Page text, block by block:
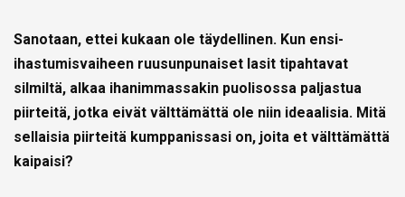
Sanotaan, ettei kukaan ole täydellinen. Kun ensi-
ihastumisvaiheen ruusunpunaiset lasit tipahtavat
silmiltä, alkaa ihanimmassakin puolisossa paljastua
piirteitä, jotka eivät välttämättä ole niin ideaalisia. Mitä
sellaisia piirteitä kumppanissasi on, joita et välttämättä
kaipaisi?